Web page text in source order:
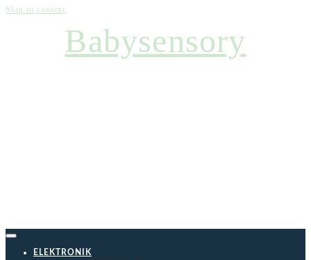
Skip to content
Babysensory
ELEKTRONIK